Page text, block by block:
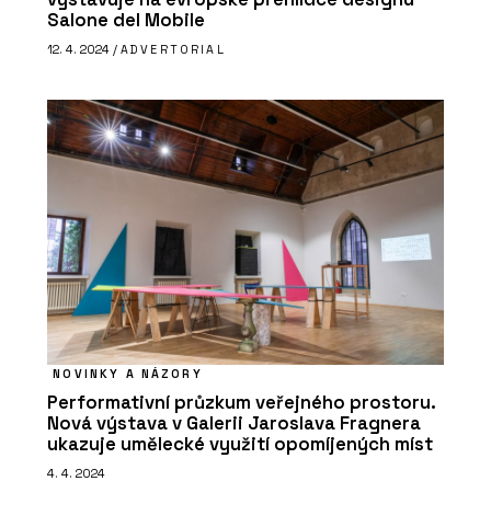
Salone del Mobile
12. 4. 2024 / ADVERTORIAL
NOVINKY A NÁZORY
Performativní průzkum veřejného prostoru.
Nová výstava v Galerii Jaroslava Fragnera
ukazuje umělecké využití opomíjených míst
4. 4. 2024